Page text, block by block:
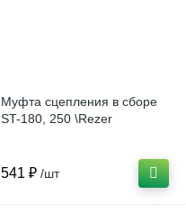
Муфта сцепления в сборе
ST-180, 250 \Rezer
541 ₽ /шт